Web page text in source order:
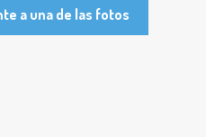
a una de las fotos